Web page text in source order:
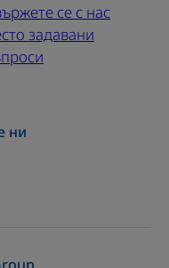
се с нас
задавани
ни